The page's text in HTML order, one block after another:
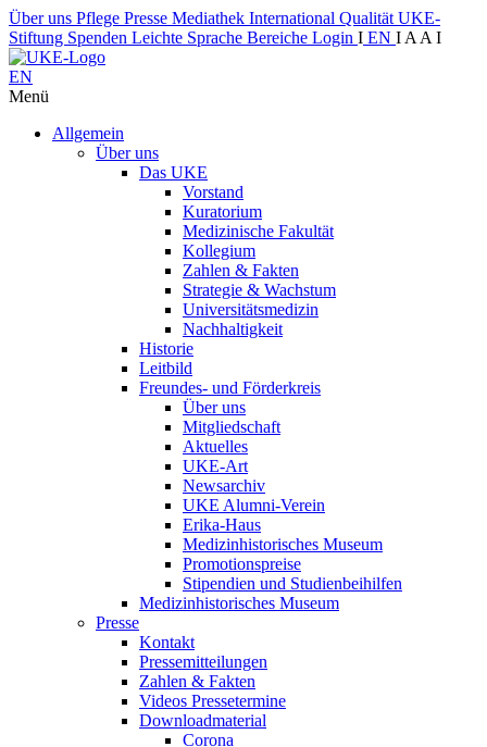
Über uns Pflege Presse Mediathek International Qualität UKE-
Stiftung Spenden Leichte Sprache Bereiche Login I EN I A A I
EN
Menü
Allgemein
Über uns
Das UKE
Vorstand
Kuratorium
Medizinische Fakultät
Kollegium
Zahlen & Fakten
Strategie & Wachstum
Universitätsmedizin
Nachhaltigkeit
Historie
Leitbild
Freundes- und Förderkreis
Über uns
Mitgliedschaft
Aktuelles
UKE-Art
Newsarchiv
UKE Alumni-Verein
Erika-Haus
Medizinhistorisches Museum
Promotionspreise
Stipendien und Studienbeihilfen
Medizinhistorisches Museum
Presse
Kontakt
Pressemitteilungen
Zahlen & Fakten
Videos Pressetermine
Downloadmaterial
Corona